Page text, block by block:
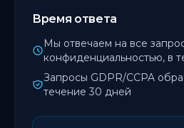
Время ответа
Мы отвечаем на все
конфиденциальностью, в
Запросы GDPR/CCPA
течение 30 дней